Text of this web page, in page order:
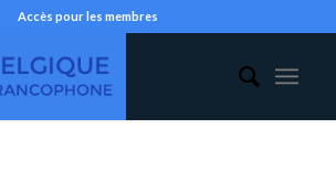
Accès pour les membres